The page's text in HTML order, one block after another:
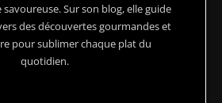
Sur son blog, elle guide
des découvertes gourmandes et
pour sublimer chaque plat du
quotidien.